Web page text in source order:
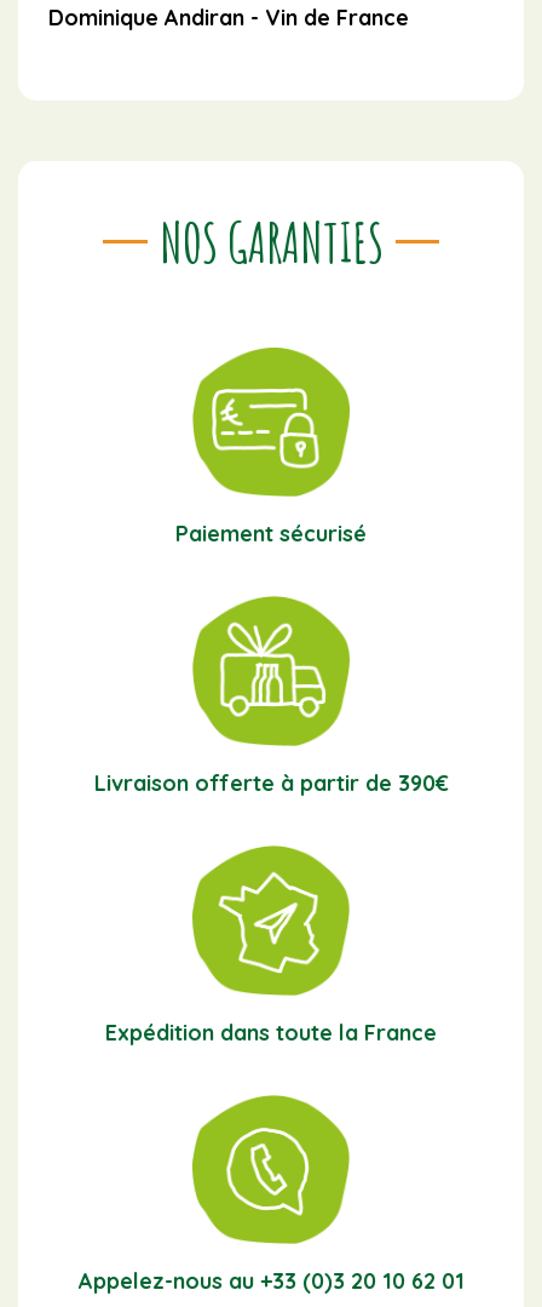
Dominique Andiran - Vin de France
NOS GARANTIES
Paiement sécurisé
Livraison offerte à partir de 390€
Expédition dans toute la France
Appelez-nous au +33 (0)3 20 10 62 01